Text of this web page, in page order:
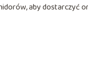
aby dostarczyć